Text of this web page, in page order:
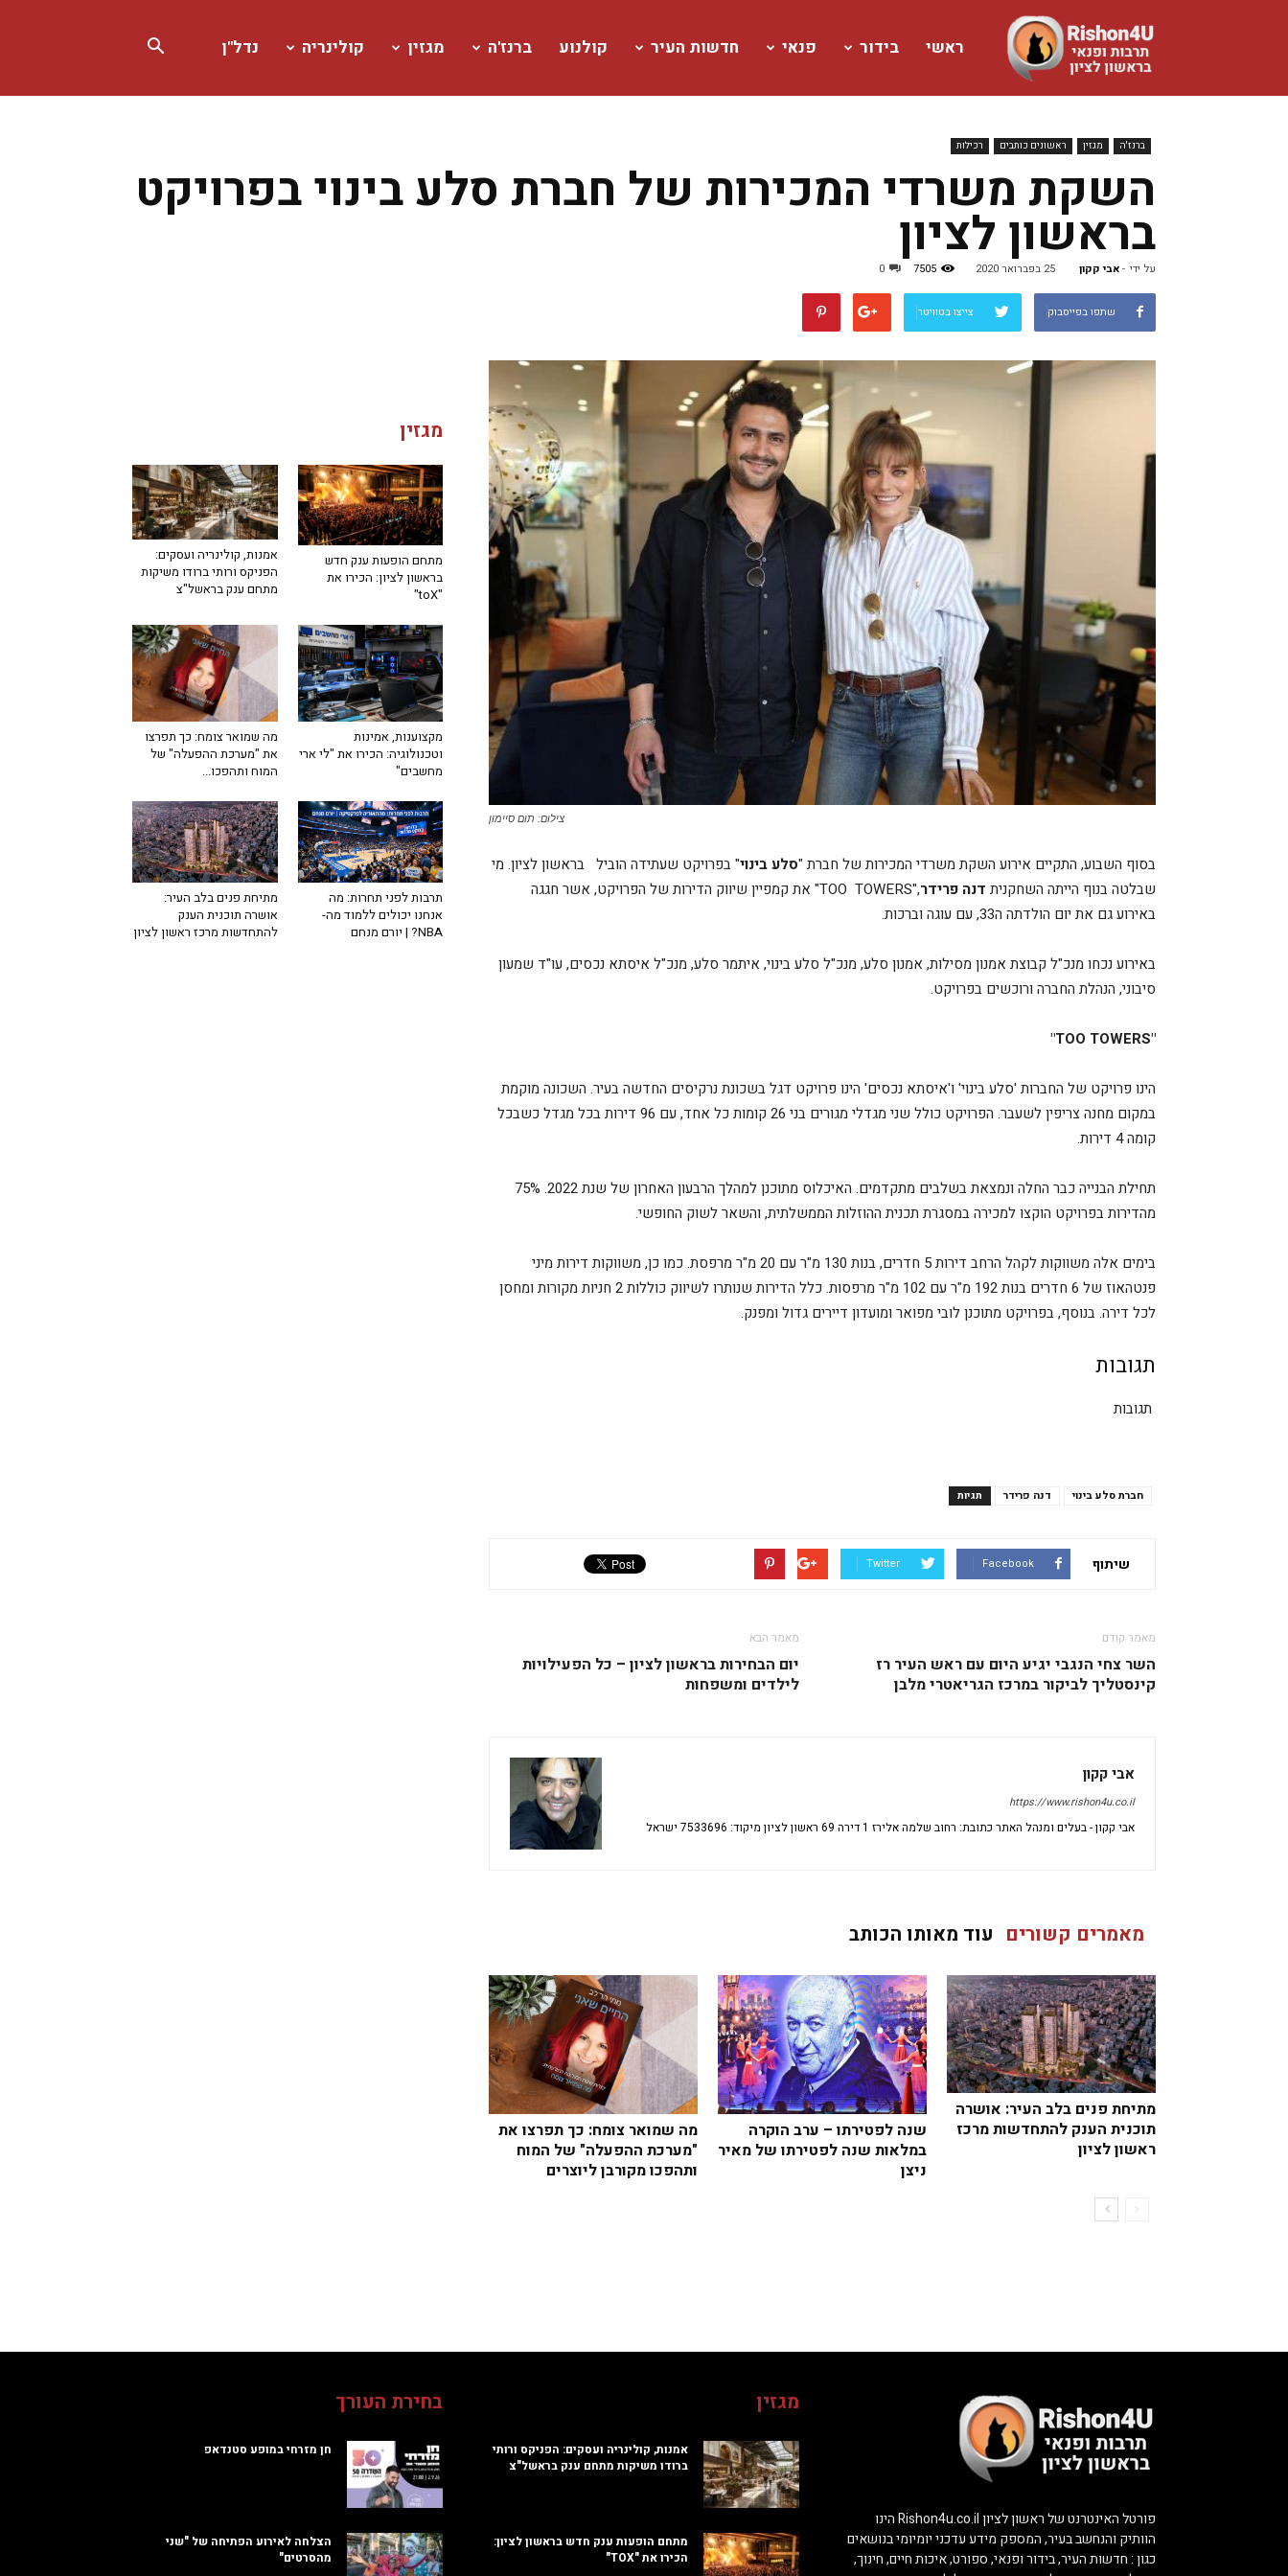
www.rishon4u.co.il
ראשי בידור פנאי חדשות העיר קולנוע ברנז'ה מגזין קולינריה נדל"ן
ברנז'ה מגזין ראשונים כותבים רכילות
השקת משרדי המכירות של חברת סלע בינוי בפרויקט
בראשון לציון
על ידי אבי קקון- 25 בפברואר 2020 7505
0
שתפו בפייסבוק צייצו בטוויטר
צילום: תום סיימון
בסוף השבוע, התקיים אירוע השקת משרדי המכירות של חברת "סלע בינוי" בפרויקט שעתידה הוביל בראשון לציון. מי
שבלטה בנוף הייתה השחקנית דנה פרידר
,"TOO TOWERS" את קמפיין שיווק הדירות של הפרויקט, אשר חגגה
באירוע גם את יום הולדתה ה33, עם עוגה וברכות.
באירוע נכחו מנכ"ל קבוצת אמנון מסילות, אמנון סלע, מנכ"ל סלע בינוי, איתמר סלע, מנכ"ל איסתא נכסים, עו"ד שמעון
סיבוני, הנהלת החברה ורוכשים בפרויקט.
"TOO TOWERS"
הינו פרויקט של החברות 'סלע בינוי' ו'איסתא נכסים' הינו פרויקט דגל בשכונת נרקיסים החדשה בעיר. השכונה מוקמת
במקום מחנה צריפין לשעבר. הפרויקט כולל שני מגדלי מגורים בני 26 קומות כל אחד, עם 96 דירות בכל מגדל כשבכל
קומה 4 דירות.
תחילת הבנייה כבר החלה ונמצאת בשלבים מתקדמים. האיכלוס מתוכנן למהלך הרבעון האחרון של שנת 2022. 75%
מהדירות בפרויקט הוקצו למכירה במסגרת תכנית ההוזלות הממשלתית, והשאר לשוק החופשי.
בימים אלה משווקות לקהל הרחב דירות 5 חדרים, בנות 130 מ"ר עם 20 מ"ר מרפסת. כמו כן, משווקות דירות מיני
פנטהאוז של 6 חדרים בנות 192 מ"ר עם 102 מ"ר מרפסות. כלל הדירות שנותרו לשיווק כוללות 2 חניות מקורות ומחסן
לכל דירה. בנוסף, בפרויקט מתוכנן לובי מפואר ומועדון דיירים גדול ומפנק.
תגובות
תגובות
תגיות דנה פרידר חברת סלע בינוי
שיתוף Facebook
Twitter
מאמר קודם
השר צחי הנגבי יגיע היום עם ראש העיר רז
קינסטליך לביקור במרכז הגריאטרי מלבן
מאמר הבא
יום הבחירות בראשון לציון – כל הפעילויות
לילדים ומשפחות
אבי קקון
https://www.rishon4u.co.il
אבי קקון - בעלים ומנהל האתר כתובת: רחוב שלמה אלירז 1 דירה 69 ראשון לציון מיקוד: 7533696 ישראל
מאמרים קשורים עוד מאותו הכותב
מה שמואר צומח: כך תפרצו את
"מערכת ההפעלה" של המוח
ותהפכו מקורבן ליוצרים
שנה לפטירתו – ערב הוקרה
במלאות שנה לפטירתו של מאיר
ניצן
מתיחת פנים בלב העיר: אושרה
תוכנית הענק להתחדשות מרכז
ראשון לציון
מגזין
אמנות, קולינריה ועסקים:
הפניקס ורותי ברודו משיקות
מתחם ענק בראשל"צ
מתחם הופעות ענק חדש
בראשון לציון: הכירו את
"toX"
מה שמואר צומח: כך תפרצו
את "מערכת ההפעלה" של
המוח ותהפכו...
מקצוענות, אמינות
וטכנולוגיה: הכירו את "לי ארי
מחשבים"
מתיחת פנים בלב העיר:
אושרה תוכנית הענק
להתחדשות מרכז ראשון לציון
תרבות לפני תחרות: מה
אנחנו יכולים ללמוד מה-
NBA? | יורם מנחם
בחירת העורך
חן מזרחי במופע סטנדאפ
הצלחה לאירוע הפתיחה של "שני
מהסרטים"
מגזין
אמנות, קולינריה ועסקים: הפניקס ורותי
ברודו משיקות מתחם ענק בראשל"צ
מתחם הופעות ענק חדש בראשון לציון:
הכירו את "TOX"
פורטל האינטרנט של ראשון לציון Rishon4u.co.il הינו
הוותיק והנחשב בעיר, המספק מידע עדכני יומיומי בנושאים
כגון : חדשות העיר, בידור ופנאי, ספורט, איכות חיים, חינוך,